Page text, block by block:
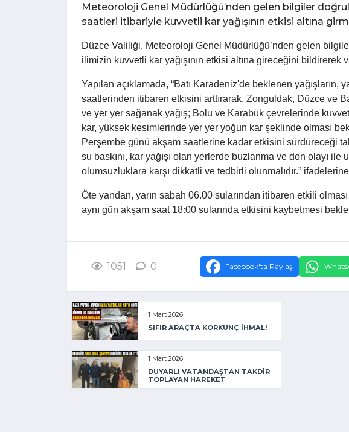
Meteoroloji Genel Müdürlüğü’nden gelen bilgiler
saatleri itibariyle kuvvetli kar yağışının etkisi altına
Düzce Valiliği, Meteoroloji Genel Müdürlüğü’nden gelen
ilimizin kuvvetli kar yağışının etkisi altına gireceğini bildirerek
Yapılan açıklamada, “Batı Karadeniz'de beklenen yağışların,
saatlerinden itibaren etkisini arttırarak, Zonguldak, Düzce ve
ve yer yer sağanak yağış; Bolu ve Karabük çevrelerinde
kar, yüksek kesimlerinde yer yer yoğun kar şeklinde olması
Perşembe günü akşam saatlerine kadar etkisini sürdüreceği
su baskını, kar yağışı olan yerlerde buzlanma ve don olayı ile
olumsuzluklara karşı dikkatli ve tedbirli olunmalıdır.”
Öte yandan, yarın sabah 06.00 sularından itibaren etkili
aynı gün akşam saat 18:00 sularında etkisini kaybetmesi
1051 0 Facebook'ta Paylaş
1 Mart 2026
SIFIR ARAÇTA KORKUNÇ İHMAL!
1 Mart 2026
DUYARLI VATANDAŞTAN TAKDİR
TOPLAYAN HAREKET